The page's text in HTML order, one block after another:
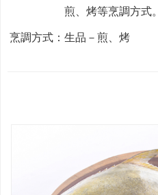
煎、烤等烹調方式。
烹調方式：生品－煎、烤